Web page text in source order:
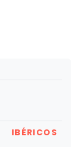
IBÉRICOS